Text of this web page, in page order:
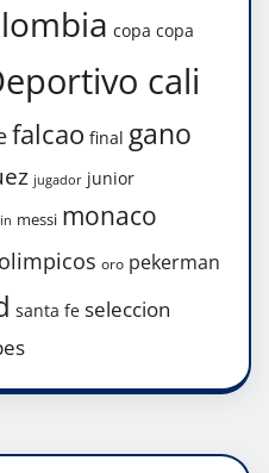
copa copa
cali
falcao final gano
jugador junior
messi monaco
olimpicos oro pekerman
santa fe seleccion